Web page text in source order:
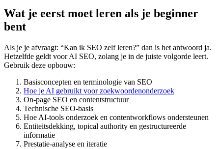
Wat je eerst moet leren als je beginner
bent
Als je je afvraagt: “Kan ik SEO zelf leren?” dan is het antwoord ja.
Hetzelfde geldt voor AI SEO, zolang je in de juiste volgorde leert.
Gebruik deze opbouw:
Basisconcepten en terminologie van SEO
Hoe je AI gebruikt voor zoekwoordenonderzoek
On-page SEO en contentstructuur
Technische SEO-basis
Hoe AI-tools onderzoek en contentworkflows ondersteunen
Entiteitsdekking, topical authority en gestructureerde
informatie
Prestatie-analyse en iteratie